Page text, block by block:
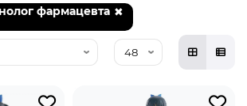
фармацевта